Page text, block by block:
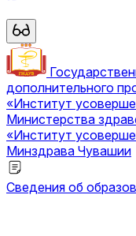
дополнительного
«Институт
Министерства
«Институт
Минздрава Чувашии
Сведения об